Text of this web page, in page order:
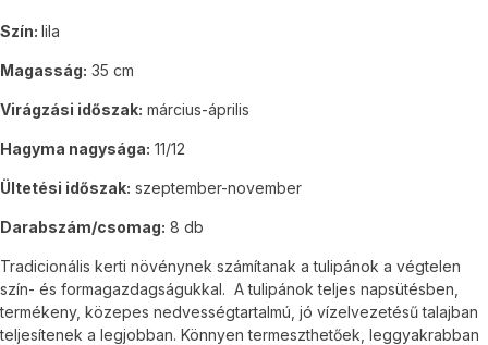
Szín: lila
Magasság: 35 cm
Virágzási időszak: március-április
Hagyma nagysága: 11/12
Ültetési időszak: szeptember-november
Darabszám/csomag: 8 db
Tradicionális kerti növénynek számítanak a tulipánok a végtelen
szín- és formagazdagságukkal. A tulipánok teljes napsütésben,
termékeny, közepes nedvességtartalmú, jó vízelvezetésű talajban
teljesítenek a legjobban. Könnyen termeszthetőek, leggyakrabban